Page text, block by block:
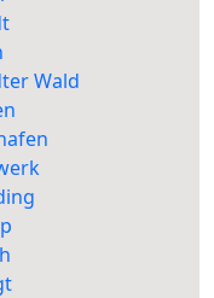
Wald